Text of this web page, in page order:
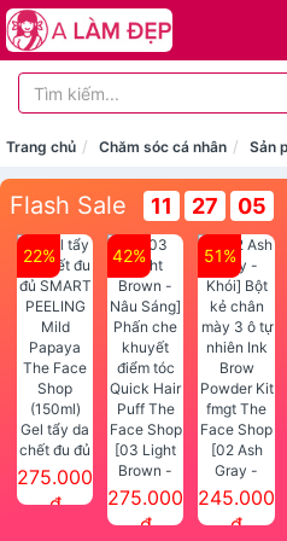
Trang chủ Chăm sóc cá nhân Sản
Flash Sale 11 27 05
22%
Gel tẩy da
chết đu đủ
SMART
PEELING
275.000
đ
42%
[03 Light
Brown -
Nâu Sáng]
Phấn che
275.000
đ
51%
[02 Ash
Gray -
Khói] Bột
kẻ chân
245.000
đ